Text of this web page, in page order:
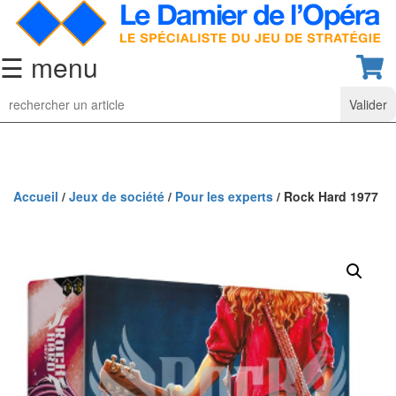
☰ menu
Jeu
d’Echecs
collection
Pièces
d’échecs
classiques
Coffrets
Accueil / Jeux de société / Pour les experts / Rock Hard 1977